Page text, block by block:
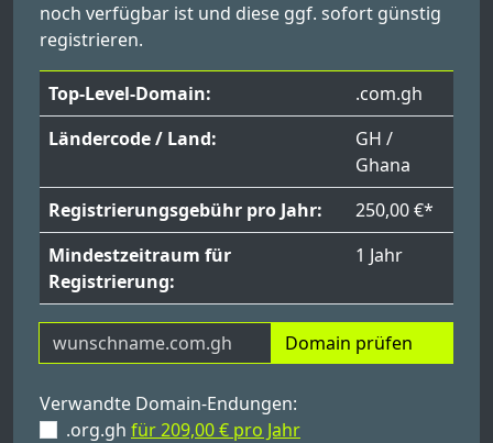
noch verfügbar ist und diese ggf. sofort günstig
registrieren.
Top-Level-Domain:
.com.gh
Ländercode / Land:
GH /
Ghana
Registrierungsgebühr pro Jahr:
250,00 €*
Mindestzeitraum für
Registrierung:
1 Jahr
Domain prüfen
Verwandte Domain-Endungen:
.org.gh für 209,00 € pro Jahr